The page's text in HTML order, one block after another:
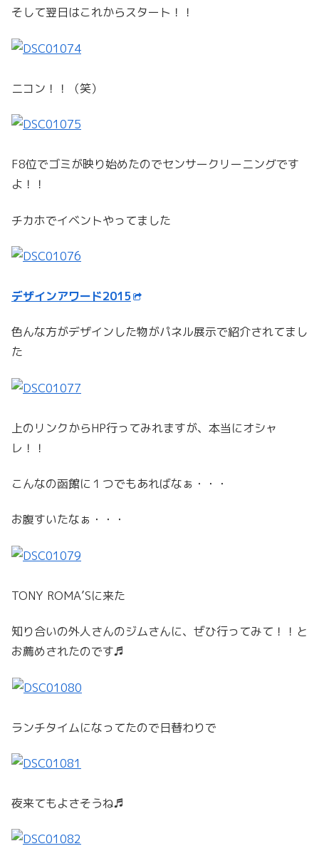
そして翌日はこれからスタート！！
ニコン！！（笑）
F8位でゴミが映り始めたのでセンサークリーニングです
よ！！
チカホでイベントやってました
デザインアワード2015
色んな方がデザインした物がパネル展示で紹介されてまし
た
上のリンクからHP行ってみれますが、本当にオシャ
レ！！
こんなの函館に１つでもあればなぁ・・・
お腹すいたなぁ・・・
TONY ROMA’Sに来た
知り合いの外人さんのジムさんに、ぜひ行ってみて！！と
お薦めされたのです♬
ランチタイムになってたので日替わりで
夜来てもよさそうね♬